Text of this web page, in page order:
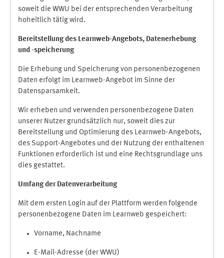
soweit die WWU bei der entsprechenden Verarbeitung
hoheitlich tätig wird.
Bereitstellung des Learnweb-Angebots, Datenerhebung
und -speicherung
Die Erhebung und Speicherung von personenbezogenen
Daten erfolgt im Learnweb-Angebot im Sinne der
Datensparsamkeit.
Wir erheben und verwenden personenbezogene Daten
unserer Nutzer grundsätzlich nur, soweit dies zur
Bereitstellung und Optimierung des Learnweb-Angebots,
des Support-Angebotes und der Nutzung der enthaltenen
Funktionen erforderlich ist und eine Rechtsgrundlage uns
dies gestattet.
Umfang der Datenverarbeitung
Mit dem ersten Login auf der Plattform werden folgende
personenbezogene Daten im Learnweb gespeichert:
Vorname, Nachname
E-Mail-Adresse (der WWU)